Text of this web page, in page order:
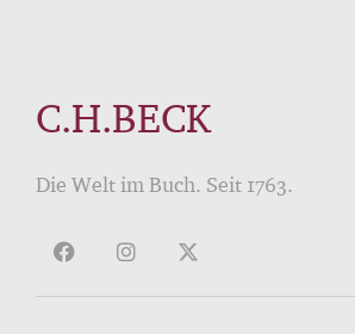
C.H.BECK
Die Welt im Buch. Seit 1763.